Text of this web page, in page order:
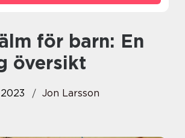
översikt
Jon Larsson